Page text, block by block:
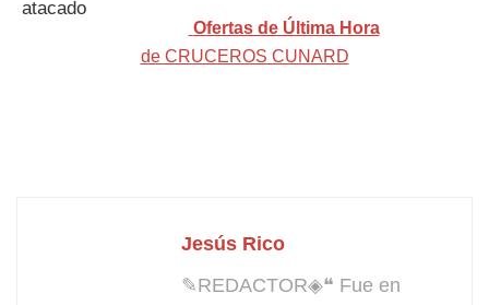
Ofertas de Última Hora
de CRUCEROS CUNARD
Jesús Rico
✎REDACTOR◈❝ Fue en